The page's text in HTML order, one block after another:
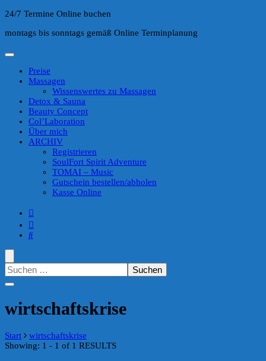
24/7 Termine Online buchen
montags bis sonntags gemäß Online Terminplanung
Preise
Massagen
Wissenswertes zu Massagen
Detox & Sauna
Beauty Concept
Col’Laboration
Über mich
ARCHIV
Registrieren
SoulFort Spirit Adventure
TOMAI – Music
Gutschein bestellen/abholen
Kasse Online
Suchen
nach:
wirtschaftskrise
Start
wirtschaftskrise
Showing: 1 - 1 of 1 RESULTS